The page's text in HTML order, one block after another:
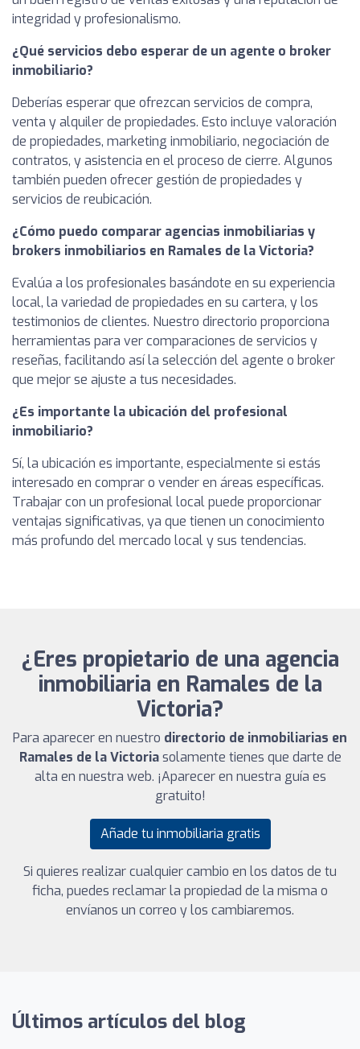
integridad y profesionalismo.
¿Qué servicios debo esperar de un agente o broker
inmobiliario?
Deberías esperar que ofrezcan servicios de compra,
venta y alquiler de propiedades. Esto incluye valoración
de propiedades, marketing inmobiliario, negociación de
contratos, y asistencia en el proceso de cierre. Algunos
también pueden ofrecer gestión de propiedades y
servicios de reubicación.
¿Cómo puedo comparar agencias inmobiliarias y
brokers inmobiliarios en Ramales de la Victoria?
Evalúa a los profesionales basándote en su experiencia
local, la variedad de propiedades en su cartera, y los
testimonios de clientes. Nuestro directorio proporciona
herramientas para ver comparaciones de servicios y
reseñas, facilitando así la selección del agente o broker
que mejor se ajuste a tus necesidades.
¿Es importante la ubicación del profesional
inmobiliario?
Sí, la ubicación es importante, especialmente si estás
interesado en comprar o vender en áreas específicas.
Trabajar con un profesional local puede proporcionar
ventajas significativas, ya que tienen un conocimiento
más profundo del mercado local y sus tendencias.
¿Eres propietario de una agencia
inmobiliaria en Ramales de la
Victoria?
Para aparecer en nuestro directorio de inmobiliarias en
Ramales de la Victoriasolamente tienes que darte de
alta en nuestra web. ¡Aparecer en nuestra guía es
gratuito!
Añade tu inmobiliaria gratis
Si quieres realizar cualquier cambio en los datos de tu
ficha, puedes reclamar la propiedad de la misma o
envíanos un correo y los cambiaremos.
Últimos artículos del blog